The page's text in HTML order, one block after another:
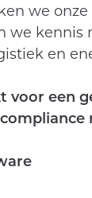
we
we kennis
en
voor een